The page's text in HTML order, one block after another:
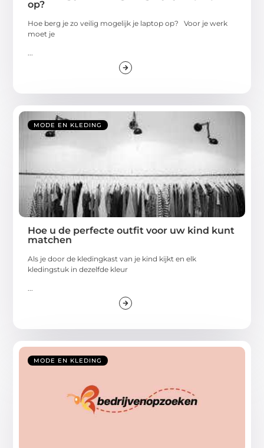
op?
Hoe berg je zo veilig mogelijk je laptop op? Voor je werk
moet je
...
MODE EN KLEDING
Hoe u de perfecte outfit voor uw kind kunt
matchen
Als je door de kledingkast van je kind kijkt en elk
kledingstuk in dezelfde kleur
...
MODE EN KLEDING